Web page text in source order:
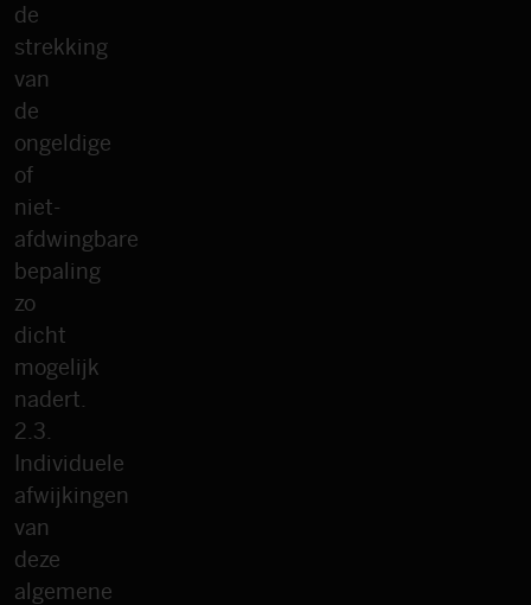
de
strekking
van
de
ongeldige
of
niet-
afdwingbare
bepaling
zo
dicht
mogelijk
nadert.
2.3.
Individuele
afwijkingen
van
deze
algemene